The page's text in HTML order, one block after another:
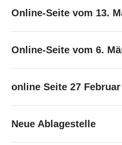
Online-Seite vom 13.
Online-Seite vom 6.
online Seite 27 Februar
Neue Ablagestelle